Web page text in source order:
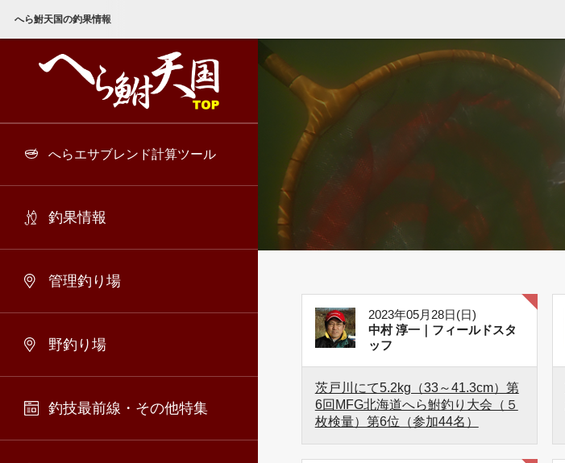
へら鮒天国の釣果情報
へらエサブレンド計算ツール
釣果情報
管理釣り場
野釣り場
釣技最前線・その他特集
2023年05月28日(日)
中村 淳一｜フィールドスタ
ッフ
茨戸川にて5.2kg（33～41.3cm）第
6回MFG北海道へら鮒釣り大会（５
枚検量）第6位（参加44名）